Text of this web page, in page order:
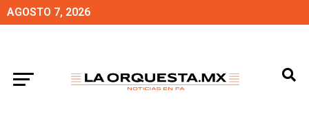
AGOSTO 7, 2026